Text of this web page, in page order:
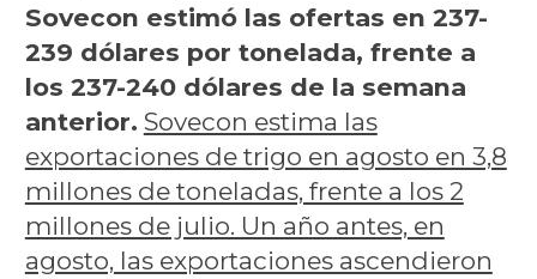
Sovecon estimó las ofertas en 237-
239 dólares por tonelada, frente a
los 237-240 dólares de la semana
anterior. Sovecon estima las
exportaciones de trigo en agosto en 3,8
millones de toneladas, frente a los 2
millones de julio. Un año antes, en
agosto, las exportaciones ascendieron